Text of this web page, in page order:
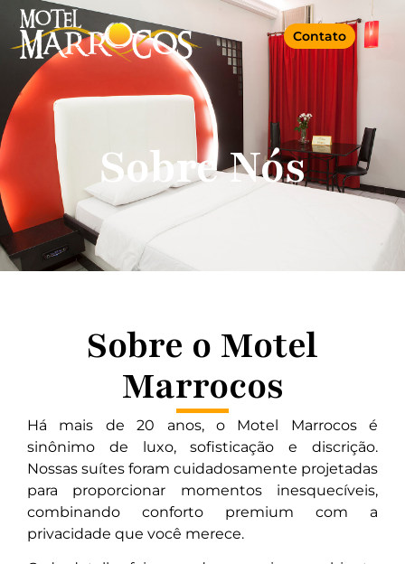
Contato
Sobre Nós
Sobre o Motel
Marrocos
Há mais de 20 anos, o Motel Marrocos é
sinônimo de luxo, sofisticação e discrição.
Nossas suítes foram cuidadosamente projetadas
para proporcionar momentos inesquecíveis,
combinando conforto premium com a
privacidade que você merece.